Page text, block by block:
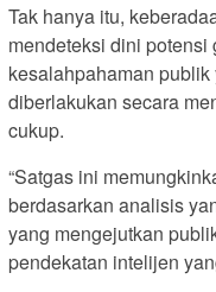
Tak hanya itu,
mendeteksi dini
kesalahpahaman
diberlakukan secara
cukup.
“Satgas ini
berdasarkan analisis
yang mengejutkan
pendekatan intelijen